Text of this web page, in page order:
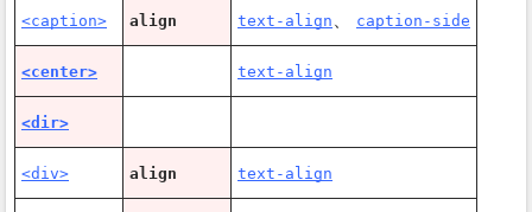
<caption> align text-align caption-side
<center> text-align
<dir>
<div> align text-align